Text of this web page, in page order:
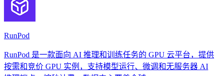
RunPod
RunPod 是一款面向 AI 推理和训练任务的 GPU 云平台，提供
按需和竞价 GPU 实例，支持模型运行、微调和无服务器 AI